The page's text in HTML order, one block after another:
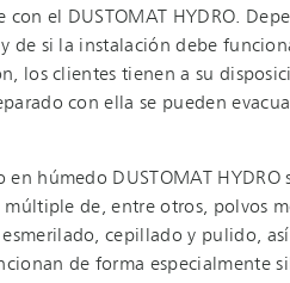
con el DUSTOMAT HYDRO.
de si la instalación debe
los clientes tienen a su
con ella se pueden
en húmedo DUSTOMAT HYDRO
de, entre otros, polvos
cepillado y pulido,
de forma especialmente